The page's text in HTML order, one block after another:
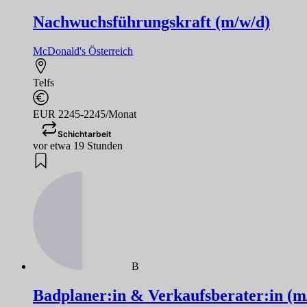
Nachwuchsführungskraft (m/w/d)
McDonald's Österreich
Telfs
EUR 2245-2245/Monat
Schichtarbeit
vor etwa 19 Stunden
B
Badplaner:in & Verkaufsberater:in